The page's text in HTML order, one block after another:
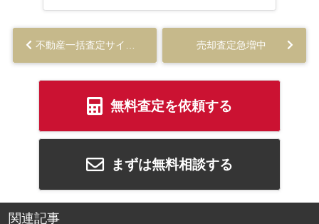
売却査定急増中
無料査定を依頼する
まずは無料相談する
関連記事